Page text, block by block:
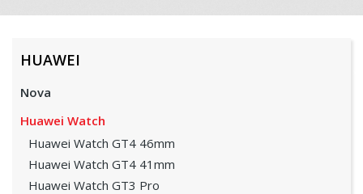
HUAWEI
Nova
Huawei Watch
Huawei Watch GT4 46mm
Huawei Watch GT4 41mm
Huawei Watch GT3 Pro